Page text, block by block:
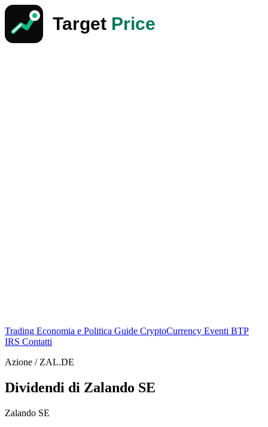
Trading Economia e Politica Guide CryptoCurrency Eventi BTP
IRS Contatti
Azione / ZAL.DE
Dividendi di Zalando SE
Zalando SE